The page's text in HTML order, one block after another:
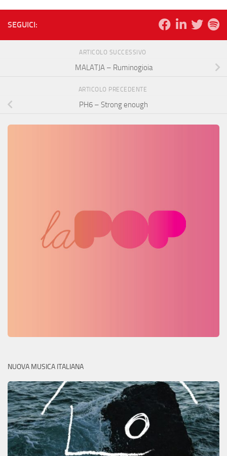
SEGUICI:
ARTICOLO SUCCESSIVO
MALATJA – Ruminogioia
ARTICOLO PRECEDENTE
PH6 – Strong enough
NUOVA MUSICA ITALIANA